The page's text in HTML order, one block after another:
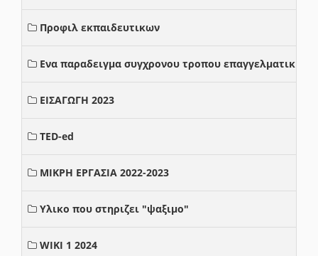
Προφιλ εκπαιδευτικων
Ενα παραδειγμα συγχρονου τροπου επαγγελματικης
ΕΙΣΑΓΩΓΗ 2023
TED-ed
ΜΙΚΡΗ ΕΡΓΑΣΙΑ 2022-2023
Υλικο που στηριζει "ψαξιμο"
WIKI 1 2024